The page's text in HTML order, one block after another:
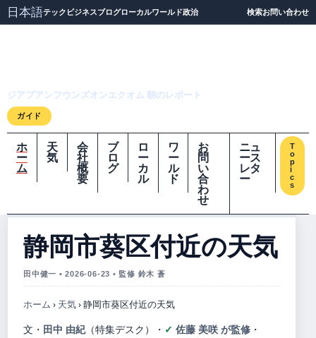
日本語テック ビジネスブログローカルワールド政治 検索お問い合わせ
ジアプアンフウンズオンエクオム 朝のレポート
ガイド
ホ
ー
ム
天
気
会
社
概
要
ブ
ロ
グ
ロ
ー
カ
ル
ワ
ー
ル
ド
お
問
い
合
わ
せ
ニュ
ース
レタ
ー
T
o
p
i
c
s
静岡市葵区付近の天気
田中健一 • 2026-06-23 • 監修 鈴木 蒼
ホーム › 天気›静岡市葵区付近の天気
文・ 田中 由紀（特集デスク） ・ 佐藤 美咲 が監修 ・